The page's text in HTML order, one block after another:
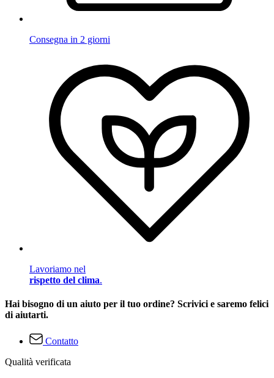
Consegna in 2 giorni
Lavoriamo nel
rispetto del clima.
Hai bisogno di un aiuto per il tuo ordine? Scrivici e saremo felici
di aiutarti.
Contatto
Qualità verificata